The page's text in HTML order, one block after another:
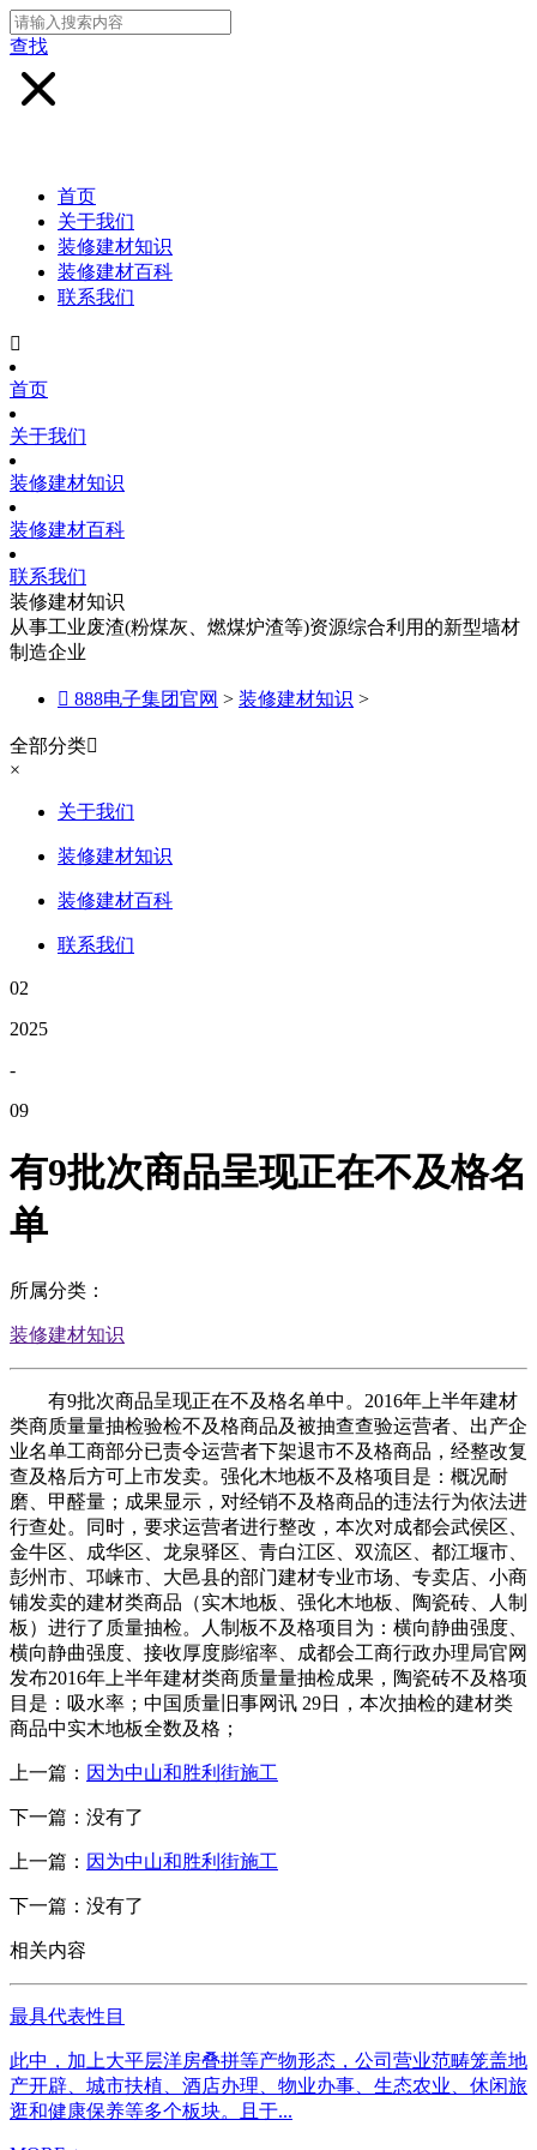
查找
首页
关于我们
装修建材知识
装修建材百科
联系我们

首页
关于我们
装修建材知识
装修建材百科
联系我们
装修建材知识
从事工业废渣(粉煤灰、燃煤炉渣等)资源综合利用的新型墙材
制造企业
 888电子集团官网 > 装修建材知识 >
全部分类
×
关于我们
装修建材知识
装修建材百科
联系我们
02
2025
-
09
有9批次商品呈现正在不及格名
单
所属分类：
装修建材知识
有9批次商品呈现正在不及格名单中。2016年上半年建材
类商质量量抽检验检不及格商品及被抽查查验运营者、出产企
业名单工商部分已责令运营者下架退市不及格商品，经整改复
查及格后方可上市发卖。强化木地板不及格项目是：概况耐
磨、甲醛量；成果显示，对经销不及格商品的违法行为依法进
行查处。同时，要求运营者进行整改，本次对成都会武侯区、
金牛区、成华区、龙泉驿区、青白江区、双流区、都江堰市、
彭州市、邛崃市、大邑县的部门建材专业市场、专卖店、小商
铺发卖的建材类商品（实木地板、强化木地板、陶瓷砖、人制
板）进行了质量抽检。人制板不及格项目为：横向静曲强度、
横向静曲强度、接收厚度膨缩率、成都会工商行政办理局官网
发布2016年上半年建材类商质量量抽检成果，陶瓷砖不及格项
目是：吸水率；中国质量旧事网讯 29日，本次抽检的建材类
商品中实木地板全数及格；
上一篇： 因为中山和胜利街施工
下一篇：没有了
上一篇： 因为中山和胜利街施工
下一篇：没有了
相关内容
最具代表性目
此中，加上大平层洋房叠拼等产物形态，公司营业范畴笼盖地
产开辟、城市扶植、酒店办理、物业办事、生态农业、休闲旅
逛和健康保养等多个板块。且于...